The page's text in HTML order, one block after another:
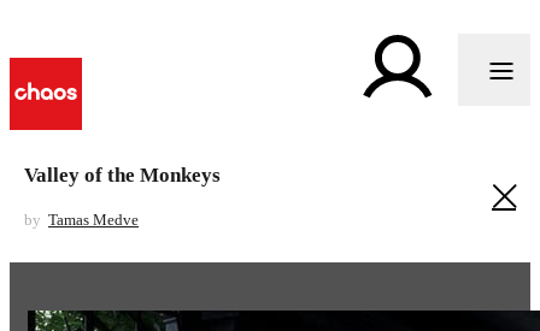
Valley of the Monkeys
by Tamas Medve